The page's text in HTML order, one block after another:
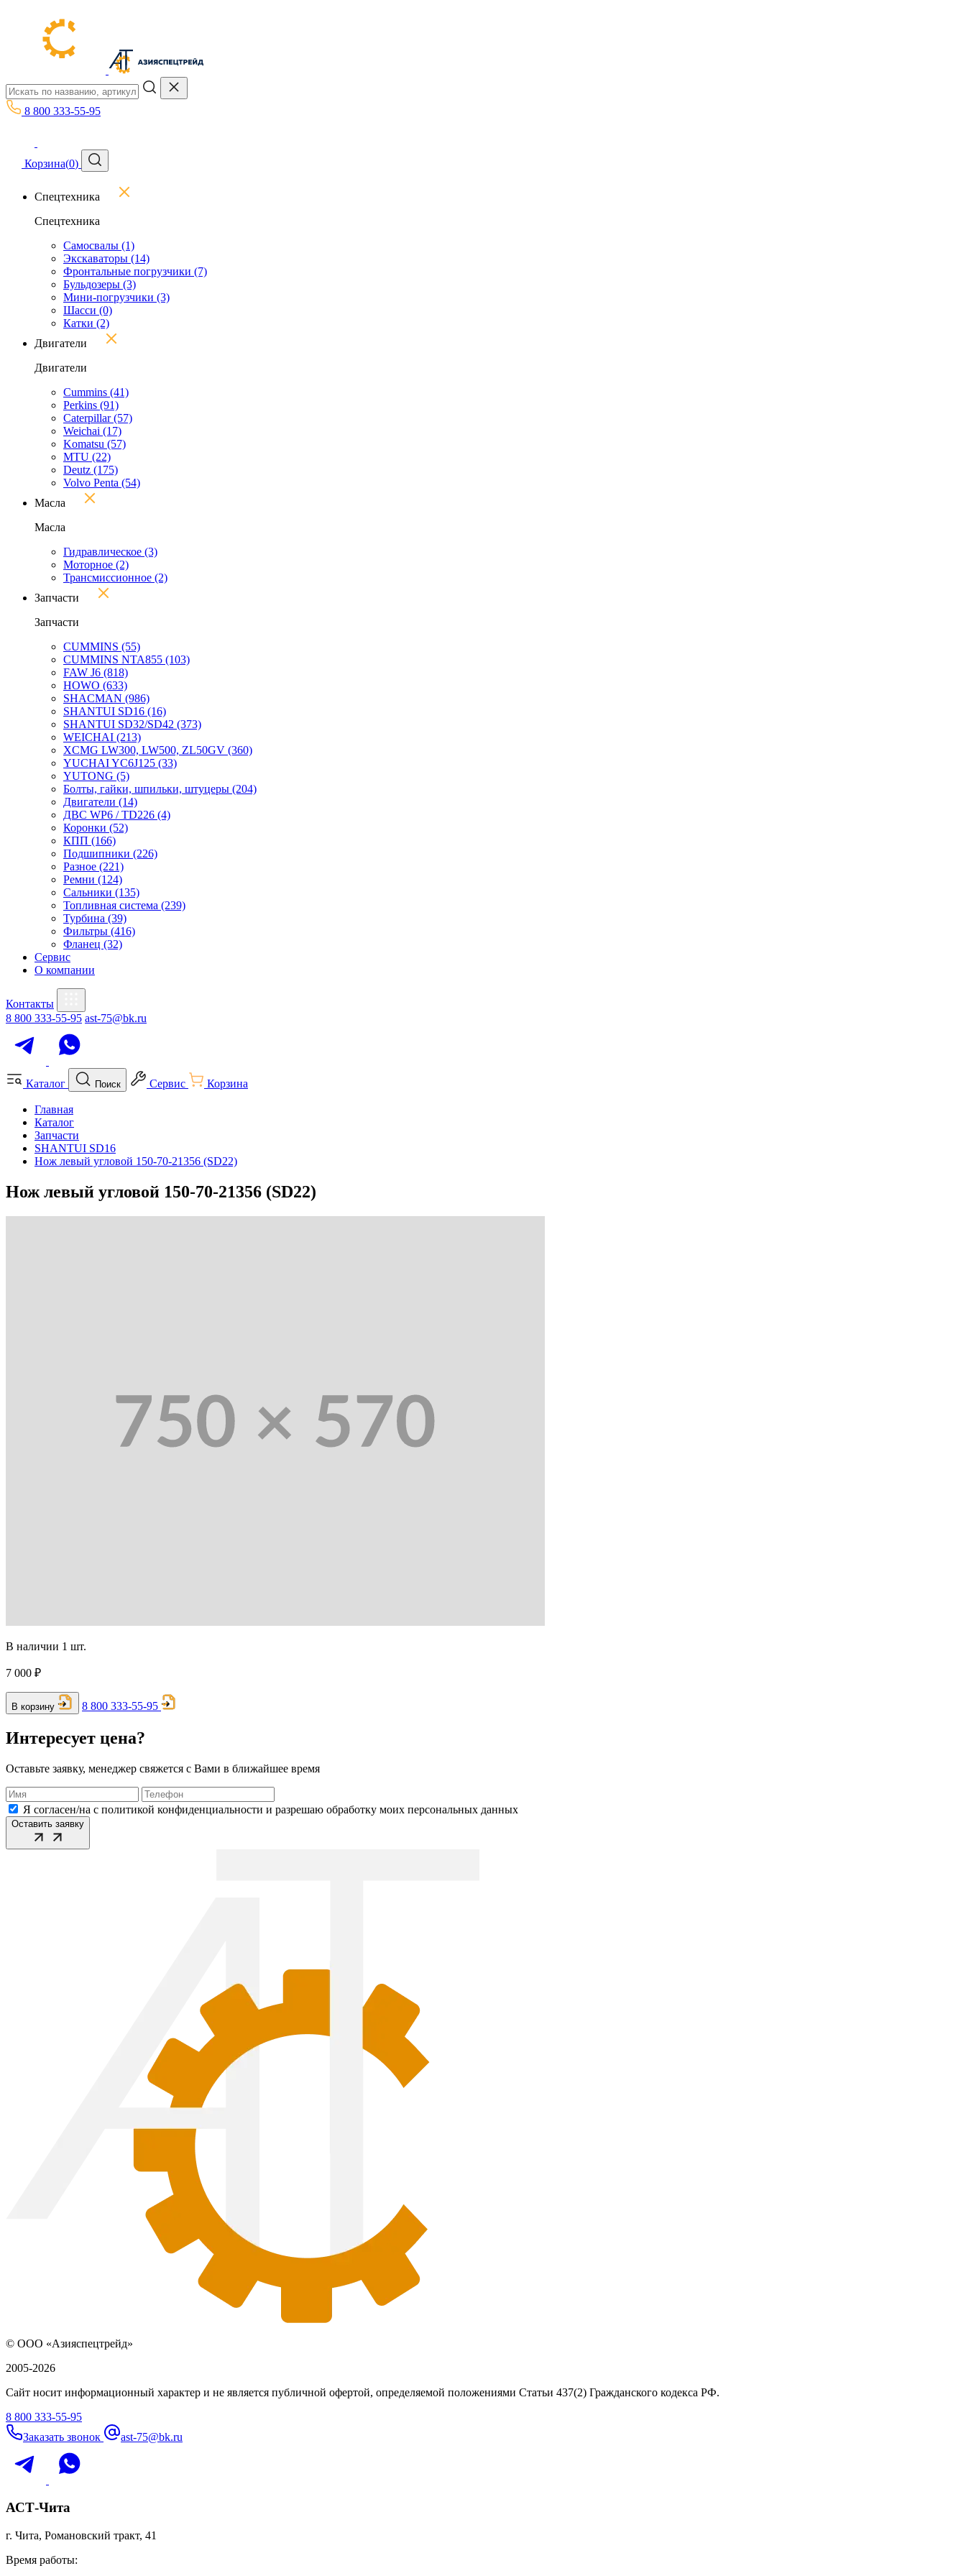
8 800 333-55-95
Корзина(0)
Спецтехника
Спецтехника
Самосвалы (1)
Экскаваторы (14)
Фронтальные погрузчики (7)
Бульдозеры (3)
Мини-погрузчики (3)
Шасси (0)
Катки (2)
Двигатели
Двигатели
Cummins (41)
Perkins (91)
Caterpillar(57)
Weichai (17)
Komatsu (57)
MTU (22)
Deutz (175)
Volvo Penta (54)
Масла
Масла
Гидравлическое (3)
Моторное (2)
Трансмиссионное (2)
Запчасти
Запчасти
CUMMINS (55)
CUMMINS NTA855 (103)
FAW J6 (818)
HOWO (633)
SHACMAN (986)
SHANTUI SD16 (16)
SHANTUI SD32/SD42 (373)
WEICHAI (213)
XCMG LW300, LW500, ZL50GV (360)
YUCHAI YC6J125 (33)
YUTONG (5)
Болты, гайки, шпильки, штуцеры (204)
Двигатели (14)
ДВС WP6 / TD226 (4)
Коронки (52)
КПП (166)
Подшипники (226)
Разное (221)
Ремни (124)
Сальники (135)
Топливная система (239)
Турбина (39)
Фильтры (416)
Фланец (32)
Сервис
О компании
Контакты
8 800 333-55-95 ast-75@bk.ru
Каталог Поиск Сервис Корзина
Главная
Каталог
Запчасти
SHANTUI SD16
Нож левый угловой 150-70-21356 (SD22)
Нож левый угловой 150-70-21356 (SD22)
В наличии 1 шт.
7 000 ₽
В корзину 8 800 333-55-95
Интересует цена?
Оставьте заявку, менеджер свяжется с Вами в ближайшее время
Я согласен/на с политикой конфиденциальности и разрешаю обработку моих персональных данных
Оставить заявку
© ООО «Азияспецтрейд»
2005-2026
Сайт носит информационный характер и не является публичной офертой, определяемой положениями Статьи 437(2) Гражданского кодекса РФ.
8 800 333-55-95
Заказать звонок
ast-75@bk.ru
АСТ-Чита
г. Чита, Романовский тракт, 41
Время работы: